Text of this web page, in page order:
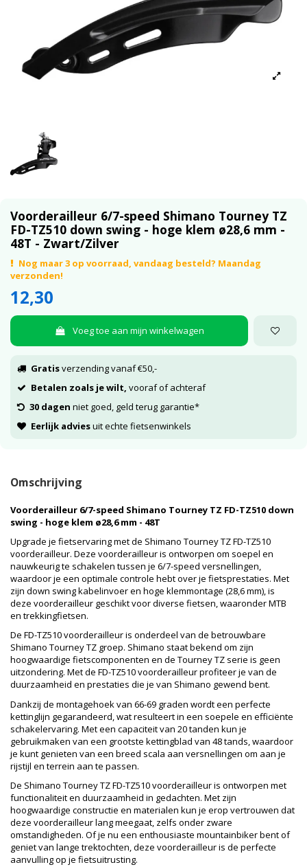
Voorderailleur 6/7-speed Shimano Tourney TZ
FD-TZ510 down swing - hoge klem ø28,6 mm -
48T - Zwart/Zilver
Nog maar 3 op voorraad, vandaag besteld? Maandag
verzonden!
12,30
Voeg toe aan mijn winkelwagen
Gratisverzending vanaf €50,-
Betalen zoals je wilt, vooraf of achteraf
30 dagen niet goed, geld terug garantie*
Eerlijk adviesuit echte fietsenwinkels
Omschrijving
Voorderailleur 6/7-speed Shimano Tourney TZ FD-TZ510 down
swing - hoge klem ø28,6 mm - 48T
Upgrade je fietservaring met de Shimano Tourney TZ FD-TZ510
voorderailleur. Deze voorderailleur is ontworpen om soepel en
nauwkeurig te schakelen tussen je 6/7-speed versnellingen,
waardoor je een optimale controle hebt over je fietsprestaties. Met
zijn down swing kabelinvoer en hoge klemmontage (28,6 mm), is
deze voorderailleur geschikt voor diverse fietsen, waaronder MTB
en trekkingfietsen.
De FD-TZ510 voorderailleur is onderdeel van de betrouwbare
Shimano Tourney TZ groep. Shimano staat bekend om zijn
hoogwaardige fietscomponenten en de Tourney TZ serie is geen
uitzondering. Met de FD-TZ510 voorderailleur profiteer je van de
duurzaamheid en prestaties die je van Shimano gewend bent.
Dankzij de montagehoek van 66-69 graden wordt een perfecte
kettinglijn gegarandeerd, wat resulteert in een soepele en efficiënte
schakelervaring. Met een capaciteit van 20 tanden kun je
gebruikmaken van een grootste kettingblad van 48 tands, waardoor
je kunt genieten van een breed scala aan versnellingen om aan je
rijstijl en terrein aan te passen.
De Shimano Tourney TZ FD-TZ510 voorderailleur is ontworpen met
functionaliteit en duurzaamheid in gedachten. Met zijn
hoogwaardige constructie en materialen kun je erop vertrouwen dat
deze voorderailleur lang meegaat, zelfs onder zware
omstandigheden. Of je nu een enthousiaste mountainbiker bent of
geniet van lange trektochten, deze voorderailleur is de perfecte
aanvulling op je fietsuitrusting.